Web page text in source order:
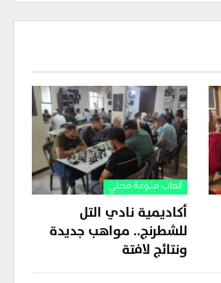
ألعاب منوعة محلي
أكاديمية نادي التل
للشطرنج.. مواهب جديدة
ونتائج لافتة